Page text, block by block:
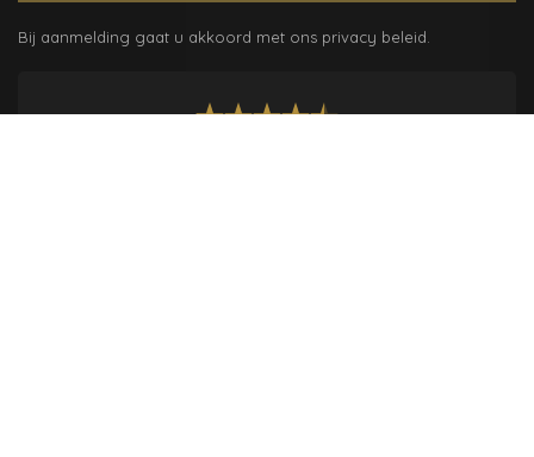
Bij aanmelding gaat u akkoord met ons privacy beleid.